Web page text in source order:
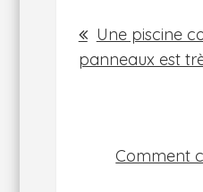
deUne piscine
panneaux est
Comment